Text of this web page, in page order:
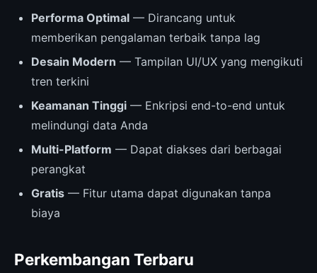
Performa Optimal — Dirancang untuk
memberikan pengalaman terbaik tanpa lag
Desain Modern — Tampilan UI/UX yang mengikuti
tren terkini
Keamanan Tinggi — Enkripsi end-to-end untuk
melindungi data Anda
Multi-Platform — Dapat diakses dari berbagai
perangkat
Gratis — Fitur utama dapat digunakan tanpa
biaya
Perkembangan Terbaru